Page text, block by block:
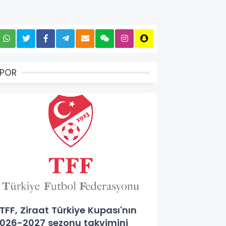
Ziraat Türkiye Kupası'nın
2027 sezonu takvimini